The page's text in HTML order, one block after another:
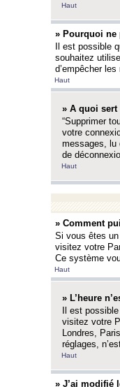
Haut
» Pourquoi ne
Il est possible
souhaitez
d’empêcher
Haut
» A quoi
“Supprimer
votre
messages, lu
de
Haut
» Comment
Si vous êtes
visitez votre
Ce système
Haut
» L’heure
Il est
visitez votre
Londres,
réglages,
Haut
» J’ai modifié